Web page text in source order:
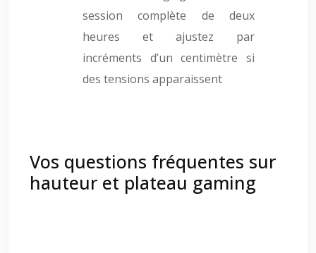
session complète de deux
heures et ajustez par
incréments d’un centimètre si
des tensions apparaissent
Vos questions fréquentes sur
hauteur et plateau gaming